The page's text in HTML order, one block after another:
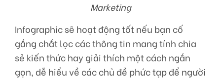
Marketing
Infographic sẽ hoạt động tốt nếu bạn cố
gắng chắt lọc các thông tin mang tính chia
sẻ kiến thức hay giải thích một cách ngắn
gọn, dễ hiểu về các chủ đề phức tạp để người